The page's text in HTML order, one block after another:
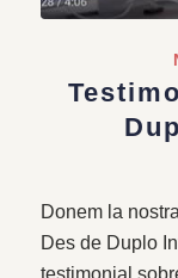
Donem la
Des de Duplo
testimonial